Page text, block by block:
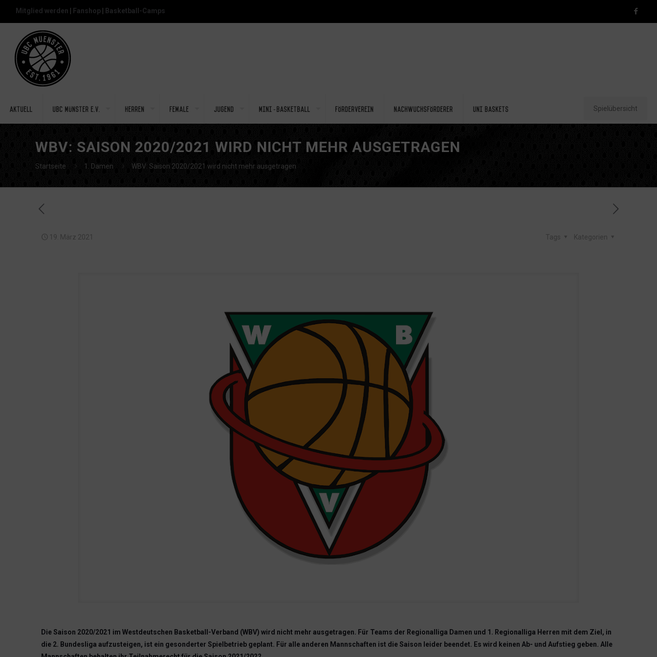
Mitglied werden Fanshop Basketball-Camps
Aktuell UBC Münster e.V. Herren Female Jugend Mini-Basketball Förderverein Nachwuchsförderer Uni Baskets Spielübersicht
WBV: SAISON 2020/2021 WIRD NICHT MEHR AUSGETRAGEN
Startseite 1. Damen WBV: Saison 2020/2021 wird nicht mehr ausgetragen
19. März 2021 Kategorien
Tags
Die Saison 2020/2021 im Westdeutschen Basketball-Verband (WBV) wird nicht mehr ausgetragen. Für Teams der Regionalliga Damen und 1. Regionalliga Herren mit dem Ziel, in
die 2. Bundesliga aufzusteigen, ist ein gesonderter Spielbetrieb geplant. Für alle anderen Mannschaften ist die Saison leider beendet. Es wird keinen Ab- und Aufstieg geben. Alle